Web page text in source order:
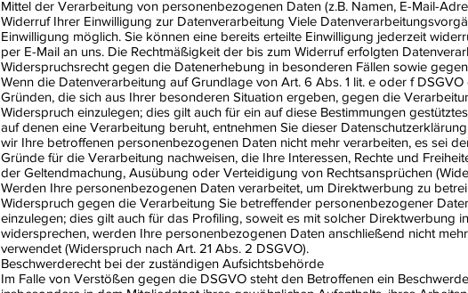
Mittel der Verarbeitung von personenbezogenen Daten (z.B. Namen, E-Mail-
Widerruf Ihrer Einwilligung zur Datenverarbeitung Viele
Einwilligung möglich. Sie können eine bereits erteilte Einwilligung jederzeit
per E-Mail an uns. Die Rechtmäßigkeit der bis zum Widerruf erfolgten
Widerspruchsrecht gegen die Datenerhebung in besonderen Fällen sowie
Wenn die Datenverarbeitung auf Grundlage von Art. 6 Abs. 1 lit. e oder f
Gründen, die sich aus Ihrer besonderen Situation ergeben, gegen die
Widerspruch einzulegen; dies gilt auch für ein auf diese Bestimmungen
auf denen eine Verarbeitung beruht, entnehmen Sie dieser
wir Ihre betroffenen personenbezogenen Daten nicht mehr verarbeiten, es sei
Gründe für die Verarbeitung nachweisen, die Ihre Interessen, Rechte und
der Geltendmachung, Ausübung oder Verteidigung von Rechtsansprüchen
Werden Ihre personenbezogenen Daten verarbeitet, um Direktwerbung zu
Widerspruch gegen die Verarbeitung Sie betreffender personenbezogener
einzulegen; dies gilt auch für das Profiling, soweit es mit solcher Direktwerbung
widersprechen, werden Ihre personenbezogenen Daten anschließend nicht
verwendet (Widerspruch nach Art. 21 Abs. 2 DSGVO).
Beschwerderecht bei der zuständigen Aufsichtsbehörde
Im Falle von Verstößen gegen die DSGVO steht den Betroffenen ein